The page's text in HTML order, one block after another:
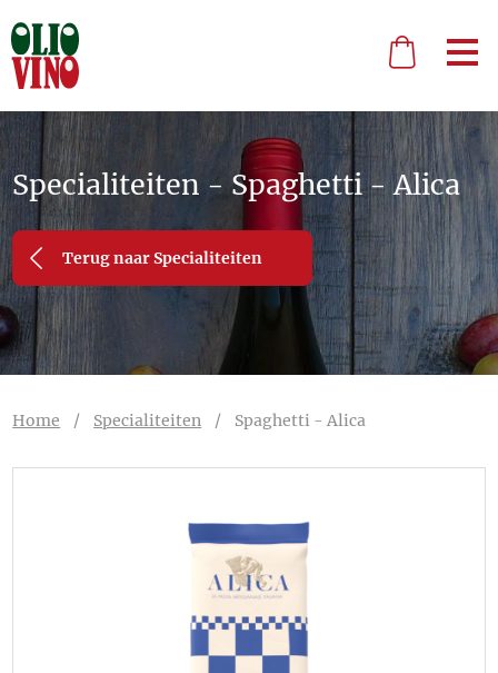
Specialiteiten - Spaghetti - Alica
Terug naar Specialiteiten
Home / Specialiteiten / Spaghetti - Alica